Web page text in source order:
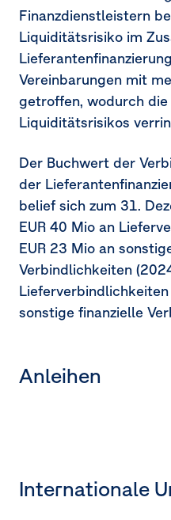
Finanzdienstleistern
Liquiditätsrisiko im
Vereinbarungen mit
getroffen, wodurch die
Liquiditätsrisikos
Der Buchwert der
der
belief sich zum 31.
EUR 40 Mio an
EUR 23 Mio an
Verbindlichkeiten
sonstige finanzielle
Anleihen
Internationale